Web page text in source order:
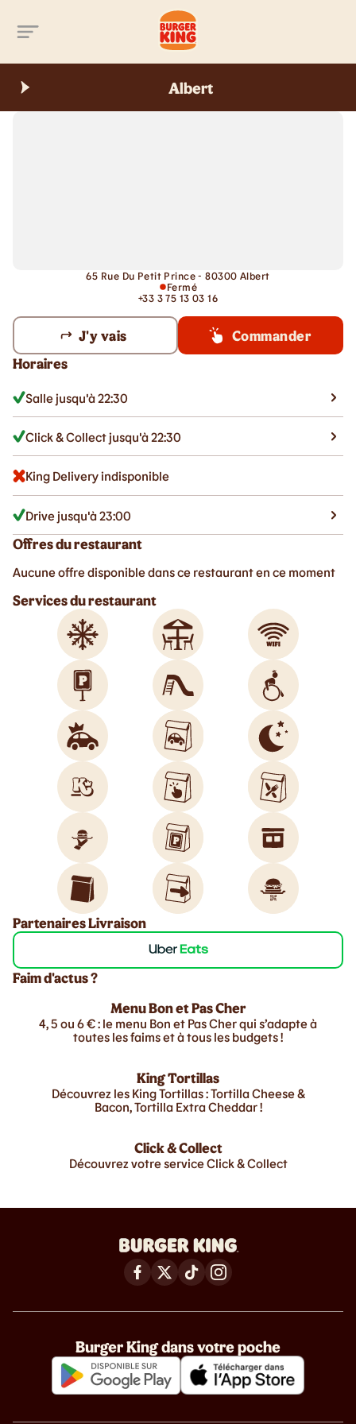
Albert
65 Rue Du Petit Prince - 80300 Albert
Fermé
+33 3 75 13 03 16
J'y vais
Commander
Horaires
Salle jusqu'à 22:30
Click & Collect jusqu'à 22:30
King Delivery indisponible
Drive jusqu'à 23:00
Offres du restaurant
Aucune offre disponible dans ce restaurant en ce moment
Services du restaurant
Partenaires Livraison
Faim d'actus ?
Menu Bon et Pas Cher
4, 5 ou 6 € : le menu Bon et Pas Cher qui s’adapte à
toutes les faims et à tous les budgets !
King Tortillas
Découvrez les King Tortillas : Tortilla Cheese &
Bacon, Tortilla Extra Cheddar !
Click & Collect
Découvrez votre service Click & Collect
Burger King dans votre poche